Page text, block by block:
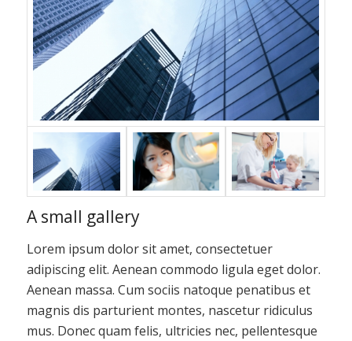
A small gallery
Lorem ipsum dolor sit amet, consectetuer
adipiscing elit. Aenean commodo ligula eget dolor.
Aenean massa. Cum sociis natoque penatibus et
magnis dis parturient montes, nascetur ridiculus
mus. Donec quam felis, ultricies nec, pellentesque